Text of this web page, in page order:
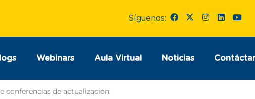
Síguenos:
Webinars Aula Virtual Noticias
conferencias de actualización: